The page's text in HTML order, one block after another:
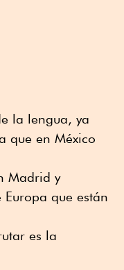
la lengua, ya
que en México
Madrid y
que están
es la